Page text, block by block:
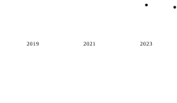
2019 2021 2023